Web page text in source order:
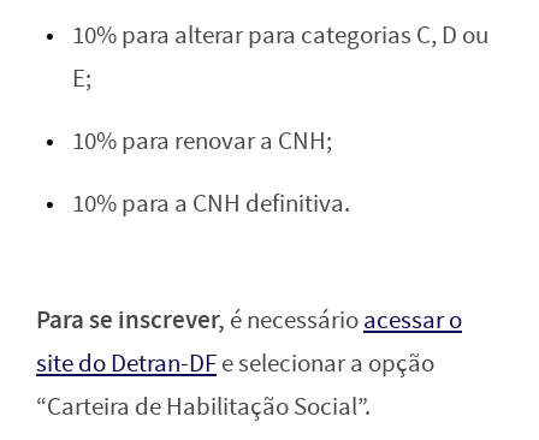
10% para alterar para categorias C, D ou
E;
10% para renovar a CNH;
10% para a CNH definitiva.
Para se inscrever, é necessárioacessar o
site do Detran-DFe selecionar a opção
“Carteira de Habilitação Social”.